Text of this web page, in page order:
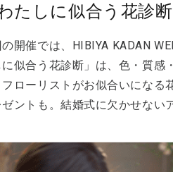
わたしに似合う花診
開催では、HIBIYA KADAN
に似合う花診断」は、色・質感
フローリストがお似合いになる
ゼントも。結婚式に欠かせない